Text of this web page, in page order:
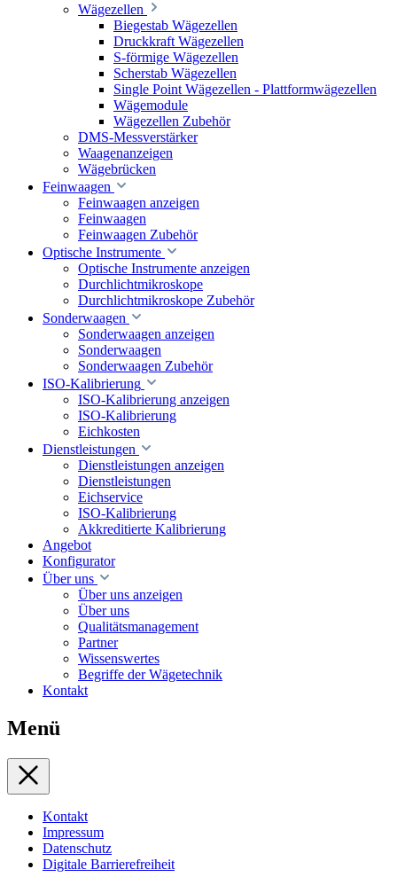
Wägezellen
Biegestab Wägezellen
Druckkraft Wägezellen
S-förmige Wägezellen
Scherstab Wägezellen
Single Point Wägezellen - Plattformwägezellen
Wägemodule
Wägezellen Zubehör
DMS-Messverstärker
Waagenanzeigen
Wägebrücken
Feinwaagen
Feinwaagen anzeigen
Feinwaagen
Feinwaagen Zubehör
Optische Instrumente
Optische Instrumente anzeigen
Durchlichtmikroskope
Durchlichtmikroskope Zubehör
Sonderwaagen
Sonderwaagen anzeigen
Sonderwaagen
Sonderwaagen Zubehör
ISO-Kalibrierung
ISO-Kalibrierung anzeigen
ISO-Kalibrierung
Eichkosten
Dienstleistungen
Dienstleistungen anzeigen
Dienstleistungen
Eichservice
ISO-Kalibrierung
Akkreditierte Kalibrierung
Angebot
Konfigurator
Über uns
Über uns anzeigen
Über uns
Qualitätsmanagement
Partner
Wissenswertes
Begriffe der Wägetechnik
Kontakt
Menü
Kontakt
Impressum
Datenschutz
Digitale Barrierefreiheit